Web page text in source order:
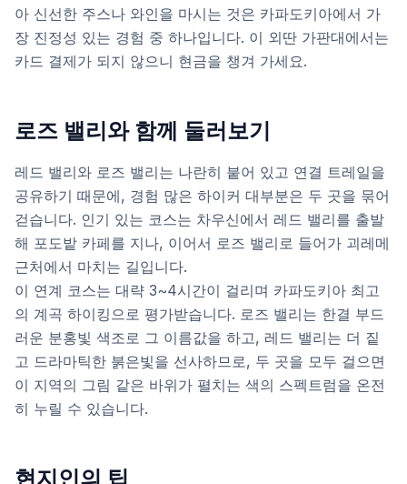
아 신선한 주스나 와인을 마시는 것은 카파도키아에서 가
장 진정성 있는 경험 중 하나입니다. 이 외딴 가판대에서는
카드 결제가 되지 않으니 현금을 챙겨 가세요.
로즈 밸리와 함께 둘러보기
레드 밸리와 로즈 밸리는 나란히 붙어 있고 연결 트레일을
공유하기 때문에, 경험 많은 하이커 대부분은 두 곳을 묶어
걷습니다. 인기 있는 코스는 차우신에서 레드 밸리를 출발
해 포도밭 카페를 지나, 이어서 로즈 밸리로 들어가 괴레메
근처에서 마치는 길입니다.
이 연계 코스는 대략 3~4시간이 걸리며 카파도키아 최고
의 계곡 하이킹으로 평가받습니다. 로즈 밸리는 한결 부드
러운 분홍빛 색조로 그 이름값을 하고, 레드 밸리는 더 짙
고 드라마틱한 붉은빛을 선사하므로, 두 곳을 모두 걸으면
이 지역의 그림 같은 바위가 펼치는 색의 스펙트럼을 온전
히 누릴 수 있습니다.
현지인의 팁